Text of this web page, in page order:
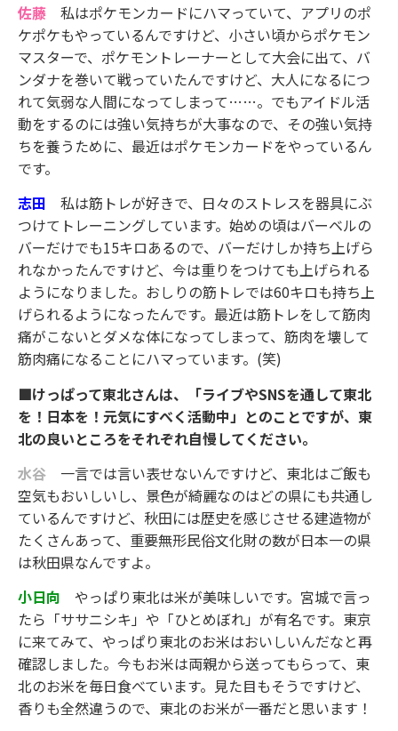
佐藤 私はポケモンカードにハマっていて、アプリのポ
ケポケもやっているんですけど、小さい頃からポケモン
マスターで、ポケモントレーナーとして大会に出て、バ
ンダナを巻いて戦っていたんですけど、大人になるにつ
れて気弱な人間になってしまって……。でもアイドル活
動をするのには強い気持ちが大事なので、その強い気持
ちを養うために、最近はポケモンカードをやっているん
です。
志田 私は筋トレが好きで、日々のストレスを器具にぶ
つけてトレーニングしています。始めの頃はバーベルの
バーだけでも15キロあるので、バーだけしか持ち上げら
れなかったんですけど、今は重りをつけても上げられる
ようになりました。おしりの筋トレでは60キロも持ち上
げられるようになったんです。最近は筋トレをして筋肉
痛がこないとダメな体になってしまって、筋肉を壊して
筋肉痛になることにハマっています。(笑)
■けっぱって東北さんは、「ライブやSNSを通して東北
を！日本を！元気にすべく活動中」とのことですが、東
北の良いところをそれぞれ自慢してください。
水谷 一言では言い表せないんですけど、東北はご飯も
空気もおいしいし、景色が綺麗なのはどの県にも共通し
ているんですけど、秋田には歴史を感じさせる建造物が
たくさんあって、重要無形民俗文化財の数が日本一の県
は秋田県なんですよ。
小日向 やっぱり東北は米が美味しいです。宮城で言っ
たら「ササニシキ」や「ひとめぼれ」が有名です。東京
に来てみて、やっぱり東北のお米はおいしいんだなと再
確認しました。今もお米は両親から送ってもらって、東
北のお米を毎日食べています。見た目もそうですけど、
香りも全然違うので、東北のお米が一番だと思います！